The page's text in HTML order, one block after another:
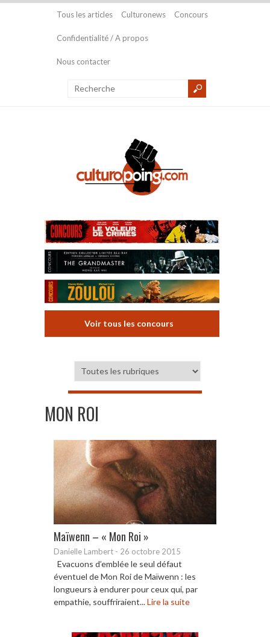
Tous les articles Culturonews Concours
Confidentialité / A propos
Nous contacter
Voir tous les concours
MON ROI
Maïwenn – « Mon Roi »
Danielle Lambert - 26 octobre 2015
Evacuons d’emblée le seul défaut
éventuel de Mon Roi de Maïwenn : les
longueurs à endurer pour ceux qui, par
empathie, souffriraient...Lire la suite